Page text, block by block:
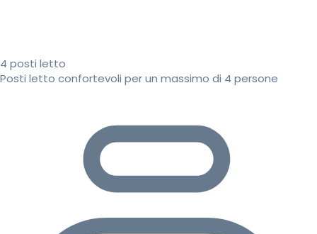
4 posti letto
Posti letto confortevoli per un massimo di 4 persone